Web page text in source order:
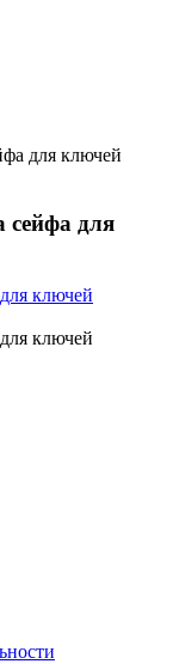
для ключей
сейфа для